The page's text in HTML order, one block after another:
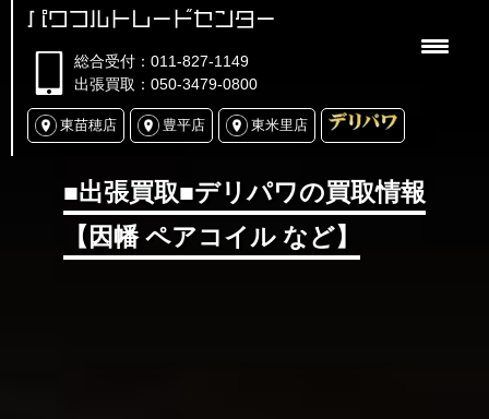
パワフルトレードセンター
総合受付：011-827-1149
出張買取：050-3479-0800
東苗穂店 豊平店 東米里店
■出張買取■デリパワの買取情報
【因幡 ペアコイル など】